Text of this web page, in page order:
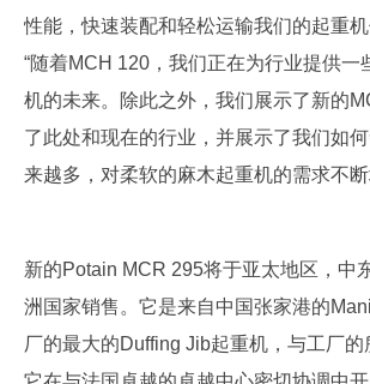
性能，快速装配和轻松运输我们的起重机
“随着MCH 120，我们正在为行业提供一
机的未来。除此之外，我们展示了新的
了此处和现在的行业，并展示了我们如
来越多，对柔软的麻木起重机的需求不断
新的Potain MCR 295将于亚太地区，中
洲国家销售。它是来自中国张家港的
厂的最大的Duffing Jib起重机，与工厂的